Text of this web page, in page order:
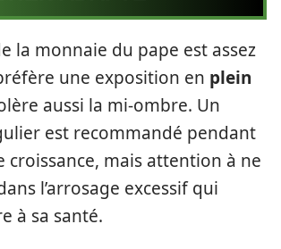
la monnaie du pape est assez
une exposition en plein
aussi la mi-ombre. Un
est recommandé pendant
croissance, mais attention à ne
l’arrosage excessif qui
à sa santé.